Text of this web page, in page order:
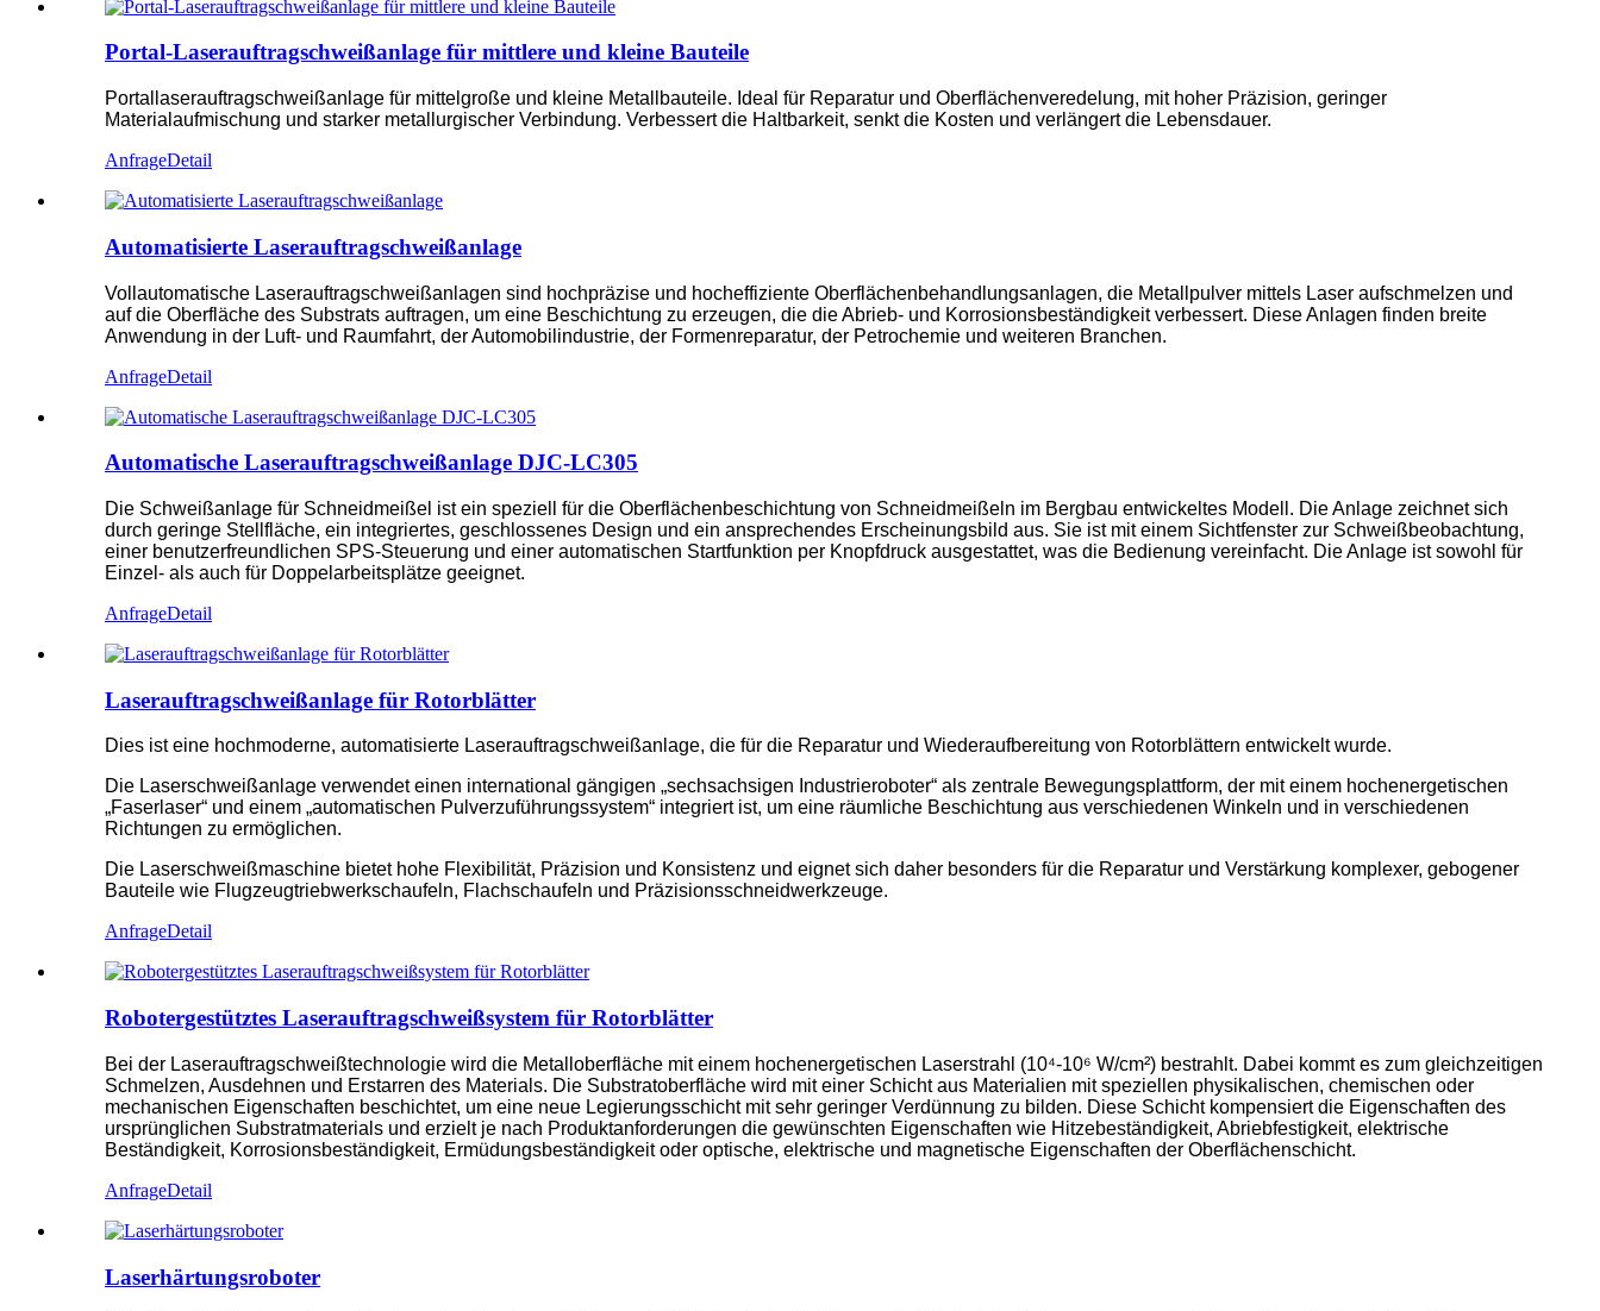
Portal-Laserauftragschweißanlage für mittlere und kleine Bauteile
Portallaserauftragschweißanlage für mittelgroße und kleine Metallbauteile. Ideal für Reparatur und Oberflächenveredelung, mit hoher Präzision, geringer
Materialaufmischung und starker metallurgischer Verbindung. Verbessert die Haltbarkeit, senkt die Kosten und verlängert die Lebensdauer.
AnfrageDetail
Automatisierte Laserauftragschweißanlage
Vollautomatische Laserauftragschweißanlagen sind hochpräzise und hocheffiziente Oberflächenbehandlungsanlagen, die Metallpulver mittels Laser aufschmelzen und
auf die Oberfläche des Substrats auftragen, um eine Beschichtung zu erzeugen, die die Abrieb- und Korrosionsbeständigkeit verbessert. Diese Anlagen finden breite
Anwendung in der Luft- und Raumfahrt, der Automobilindustrie, der Formenreparatur, der Petrochemie und weiteren Branchen.
AnfrageDetail
Automatische Laserauftragschweißanlage DJC-LC305
Die Schweißanlage für Schneidmeißel ist ein speziell für die Oberflächenbeschichtung von Schneidmeißeln im Bergbau entwickeltes Modell. Die Anlage zeichnet sich
durch geringe Stellfläche, ein integriertes, geschlossenes Design und ein ansprechendes Erscheinungsbild aus. Sie ist mit einem Sichtfenster zur Schweißbeobachtung,
einer benutzerfreundlichen SPS-Steuerung und einer automatischen Startfunktion per Knopfdruck ausgestattet, was die Bedienung vereinfacht. Die Anlage ist sowohl für
Einzel- als auch für Doppelarbeitsplätze geeignet.
AnfrageDetail
Laserauftragschweißanlage für Rotorblätter
Dies ist eine hochmoderne, automatisierte Laserauftragschweißanlage, die für die Reparatur und Wiederaufbereitung von Rotorblättern entwickelt wurde.
Die Laserschweißanlage verwendet einen international gängigen „sechsachsigen Industrieroboter“ als zentrale Bewegungsplattform, der mit einem hochenergetischen
„Faserlaser“ und einem „automatischen Pulverzuführungssystem“ integriert ist, um eine räumliche Beschichtung aus verschiedenen Winkeln und in verschiedenen
Richtungen zu ermöglichen.
Die Laserschweißmaschine bietet hohe Flexibilität, Präzision und Konsistenz und eignet sich daher besonders für die Reparatur und Verstärkung komplexer, gebogener
Bauteile wie Flugzeugtriebwerkschaufeln, Flachschaufeln und Präzisionsschneidwerkzeuge.
AnfrageDetail
Robotergestütztes Laserauftragschweißsystem für Rotorblätter
Bei der Laserauftragschweißtechnologie wird die Metalloberfläche mit einem hochenergetischen Laserstrahl (10⁴-10⁶ W/cm²) bestrahlt. Dabei kommt es zum gleichzeitigen
Schmelzen, Ausdehnen und Erstarren des Materials. Die Substratoberfläche wird mit einer Schicht aus Materialien mit speziellen physikalischen, chemischen oder
mechanischen Eigenschaften beschichtet, um eine neue Legierungsschicht mit sehr geringer Verdünnung zu bilden. Diese Schicht kompensiert die Eigenschaften des
ursprünglichen Substratmaterials und erzielt je nach Produktanforderungen die gewünschten Eigenschaften wie Hitzebeständigkeit, Abriebfestigkeit, elektrische
Beständigkeit, Korrosionsbeständigkeit, Ermüdungsbeständigkeit oder optische, elektrische und magnetische Eigenschaften der Oberflächenschicht.
AnfrageDetail
Laserhärtungsroboter